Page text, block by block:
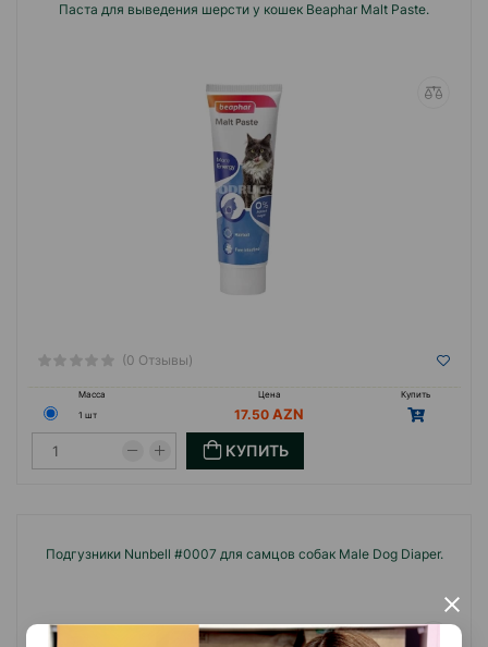
×
Паста для выведения шерсти у кошек Beaphar Malt Paste.
(0 Отзывы)
Масса Цена
Купить
1 шт
17.50
КУПИТЬ
Подгузники Nunbell #0007 для самцов собак Male Dog Diaper.